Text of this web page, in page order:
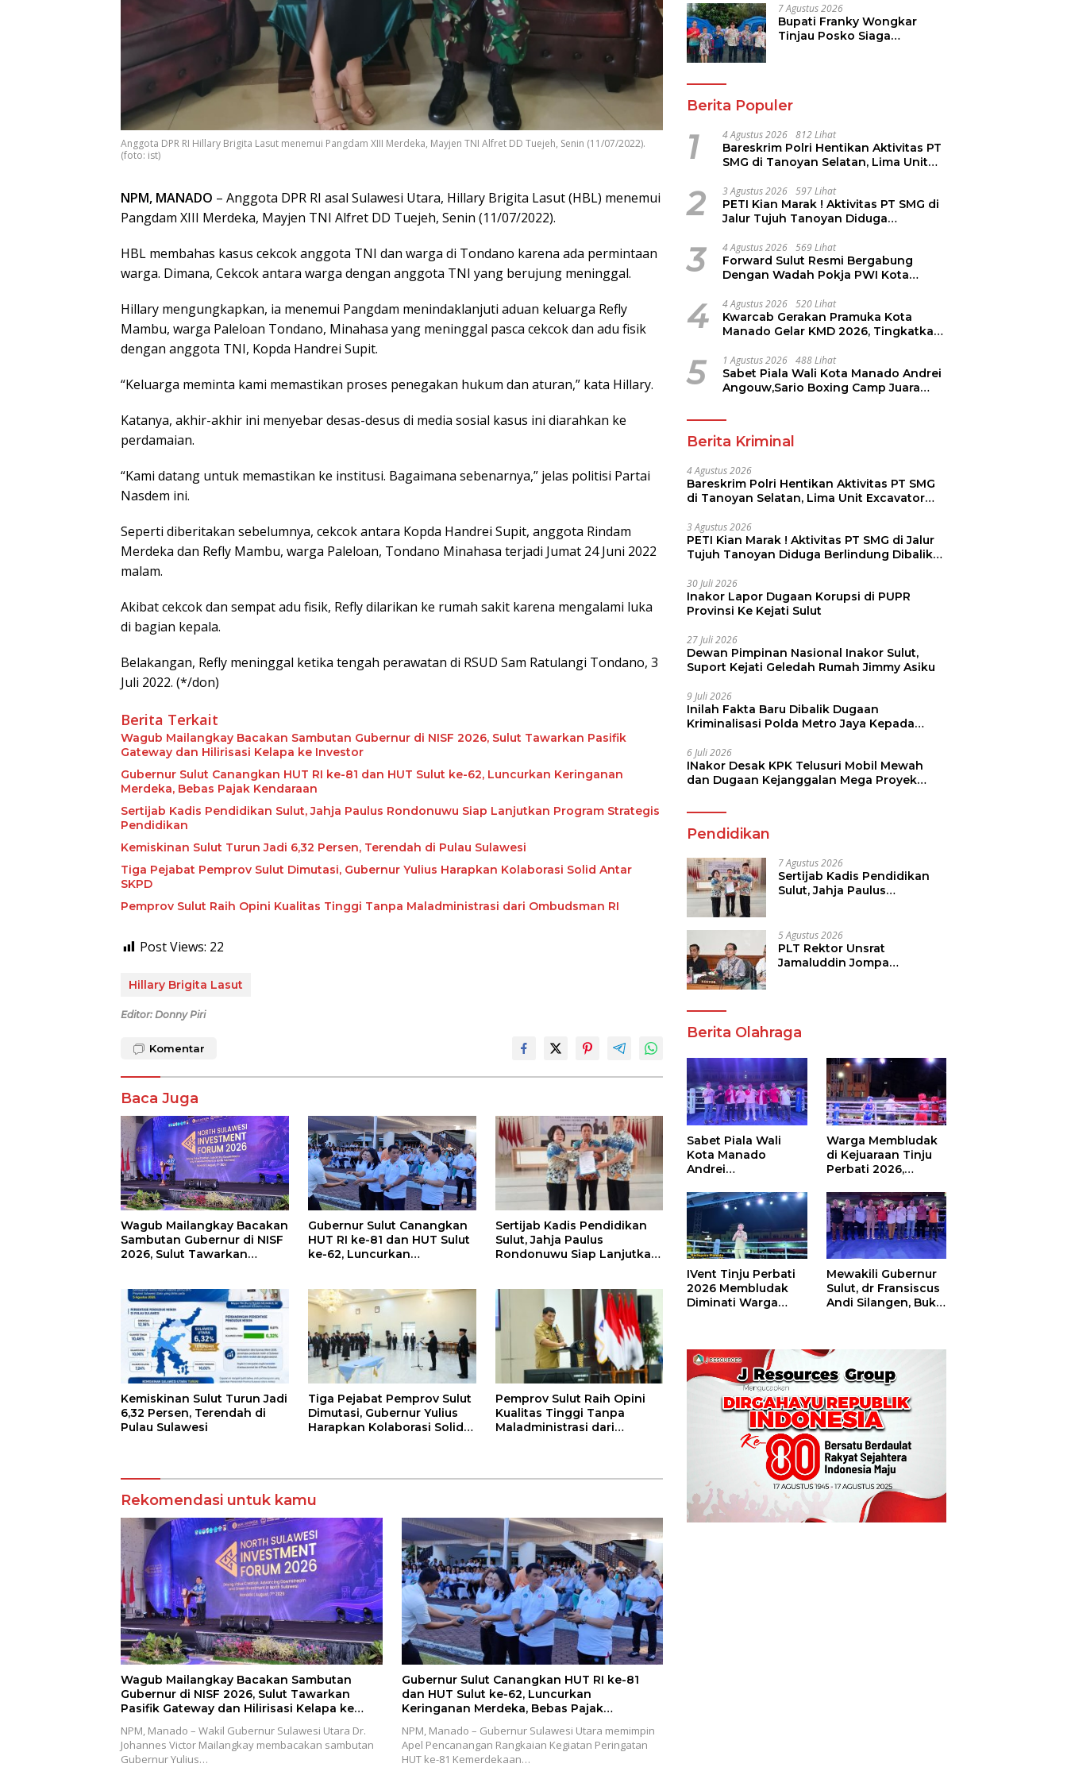
Anggota DPR RI Hillary Brigita Lasut menemui Pangdam XIII Merdeka, Mayjen TNI Alfret DD Tuejeh, Senin (11/07/2022).
(foto: ist)
NPM, MANADO – Anggota DPR RI asal Sulawesi Utara, Hillary Brigita Lasut (HBL) menemui
Pangdam XIII Merdeka, Mayjen TNI Alfret DD Tuejeh, Senin (11/07/2022).
HBL membahas kasus cekcok anggota TNI dan warga di Tondano karena ada permintaan
warga. Dimana, Cekcok antara warga dengan anggota TNI yang berujung meninggal.
Hillary mengungkapkan, ia menemui Pangdam menindaklanjuti aduan keluarga Refly
Mambu, warga Paleloan Tondano, Minahasa yang meninggal pasca cekcok dan adu fisik
dengan anggota TNI, Kopda Handrei Supit.
“Keluarga meminta kami memastikan proses penegakan hukum dan aturan,” kata Hillary.
Katanya, akhir-akhir ini menyebar desas-desus di media sosial kasus ini diarahkan ke
perdamaian.
“Kami datang untuk memastikan ke institusi. Bagaimana sebenarnya,” jelas politisi Partai
Nasdem ini.
Seperti diberitakan sebelumnya, cekcok antara Kopda Handrei Supit, anggota Rindam
Merdeka dan Refly Mambu, warga Paleloan, Tondano Minahasa terjadi Jumat 24 Juni 2022
malam.
Akibat cekcok dan sempat adu fisik, Refly dilarikan ke rumah sakit karena mengalami luka
di bagian kepala.
Belakangan, Refly meninggal ketika tengah perawatan di RSUD Sam Ratulangi Tondano, 3
Juli 2022. (*/don)
Berita Terkait
Wagub Mailangkay Bacakan Sambutan Gubernur di NISF 2026, Sulut Tawarkan Pasifik
Gateway dan Hilirisasi Kelapa ke Investor
Gubernur Sulut Canangkan HUT RI ke-81 dan HUT Sulut ke-62, Luncurkan Keringanan
Merdeka, Bebas Pajak Kendaraan
Sertijab Kadis Pendidikan Sulut, Jahja Paulus Rondonuwu Siap Lanjutkan Program Strategis
Pendidikan
Kemiskinan Sulut Turun Jadi 6,32 Persen, Terendah di Pulau Sulawesi
Tiga Pejabat Pemprov Sulut Dimutasi, Gubernur Yulius Harapkan Kolaborasi Solid Antar
SKPD
Pemprov Sulut Raih Opini Kualitas Tinggi Tanpa Maladministrasi dari Ombudsman RI
Post Views: 22
Hillary Brigita Lasut
Editor: Donny Piri
Komentar
Baca Juga
Wagub Mailangkay Bacakan
Sambutan Gubernur di NISF
2026, Sulut Tawarkan
Gubernur Sulut Canangkan
HUT RI ke-81 dan HUT Sulut
ke-62, Luncurkan
Sertijab Kadis Pendidikan
Sulut, Jahja Paulus
Rondonuwu Siap Lanjutkan
Kemiskinan Sulut Turun Jadi
6,32 Persen, Terendah di
Pulau Sulawesi
Tiga Pejabat Pemprov Sulut
Dimutasi, Gubernur Yulius
Harapkan Kolaborasi Solid
Pemprov Sulut Raih Opini
Kualitas Tinggi Tanpa
Maladministrasi dari
Rekomendasi untuk kamu
Wagub Mailangkay Bacakan Sambutan
Gubernur di NISF 2026, Sulut Tawarkan
Pasifik Gateway dan Hilirisasi Kelapa ke
NPM, Manado – Wakil Gubernur Sulawesi Utara Dr.
Johannes Victor Mailangkay membacakan sambutan
Gubernur Yulius…
Gubernur Sulut Canangkan HUT RI ke-81
dan HUT Sulut ke-62, Luncurkan
Keringanan Merdeka, Bebas Pajak
NPM, Manado – Gubernur Sulawesi Utara memimpin
Apel Pencanangan Rangkaian Kegiatan Peringatan
HUT ke-81 Kemerdekaan…
Hilirisasi Kelapa ke Investor
7 Agustus 2026
Bupati Franky Wongkar
Tinjau Posko Siaga
Berita Populer
1 4 Agustus 2026 812 Lihat
Bareskrim Polri Hentikan Aktivitas PT
SMG di Tanoyan Selatan, Lima Unit
2 3 Agustus 2026 597 Lihat
PETI Kian Marak ! Aktivitas PT SMG di
Jalur Tujuh Tanoyan Diduga
3 4 Agustus 2026 569 Lihat
Forward Sulut Resmi Bergabung
Dengan Wadah Pokja PWI Kota
4 4 Agustus 2026 520 Lihat
Kwarcab Gerakan Pramuka Kota
Manado Gelar KMD 2026, Tingkatkan
Pramuka
5 1 Agustus 2026 488 Lihat
Sabet Piala Wali Kota Manado Andrei
Angouw,Sario Boxing Camp Juara
Berita Kriminal
4 Agustus 2026
Bareskrim Polri Hentikan Aktivitas PT SMG
di Tanoyan Selatan, Lima Unit Excavator
3 Agustus 2026
PETI Kian Marak ! Aktivitas PT SMG di Jalur
Tujuh Tanoyan Diduga Berlindung Dibalik
30 Juli 2026
Inakor Lapor Dugaan Korupsi di PUPR
Provinsi Ke Kejati Sulut
27 Juli 2026
Dewan Pimpinan Nasional Inakor Sulut,
Suport Kejati Geledah Rumah Jimmy Asiku
9 Juli 2026
Inilah Fakta Baru Dibalik Dugaan
Kriminalisasi Polda Metro Jaya Kepada
6 Juli 2026
INakor Desak KPK Telusuri Mobil Mewah
dan Dugaan Kejanggalan Mega Proyek
Pendidikan
7 Agustus 2026
Sertijab Kadis Pendidikan
Sulut, Jahja Paulus
Pendidikan
5 Agustus 2026
PLT Rektor Unsrat
Jamaluddin Jompa
Berita Olahraga
Sabet Piala Wali
Kota Manado
Andrei
Boxing Camp Juara
Umum Tinju Perbati
2026
Warga Membludak
di Kejuaraan Tinju
Perbati 2026,
Piala Wali Kota
IVent Tinju Perbati
2026 Membludak
Diminati Warga
Mewakili Gubernur
Sulut, dr Fransiscus
Andi Silangen, Buka
Piala Wali Kota
Manado